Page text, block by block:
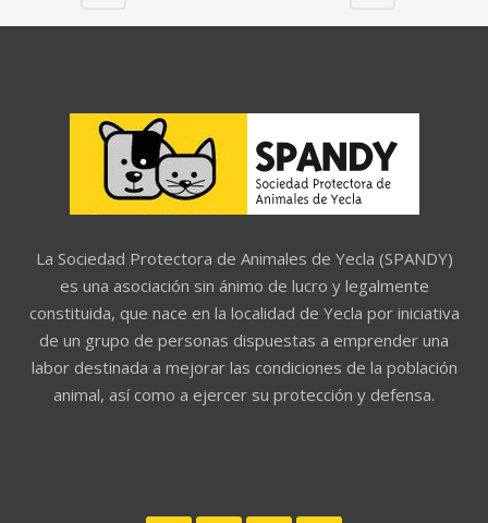
La Sociedad Protectora de Animales de Yecla (SPANDY)
es una asociación sin ánimo de lucro y legalmente
constituida, que nace en la localidad de Yecla por iniciativa
de un grupo de personas dispuestas a emprender una
labor destinada a mejorar las condiciones de la población
animal, así como a ejercer su protección y defensa.